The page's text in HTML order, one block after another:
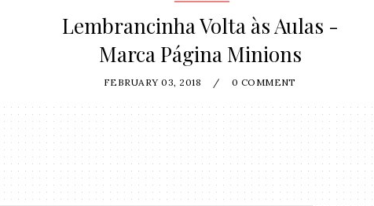
Lembrancinha Volta às Aulas -
Marca Página Minions
FEBRUARY 03, 2018 / 0 COMMENT